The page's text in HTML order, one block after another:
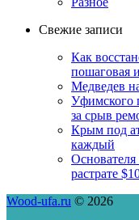
Свежие записи
Как
пошаговая
Медведев
Уфимского
за срыв
Крым под
каждый
растрате
Wood-ufa.ru © 2026